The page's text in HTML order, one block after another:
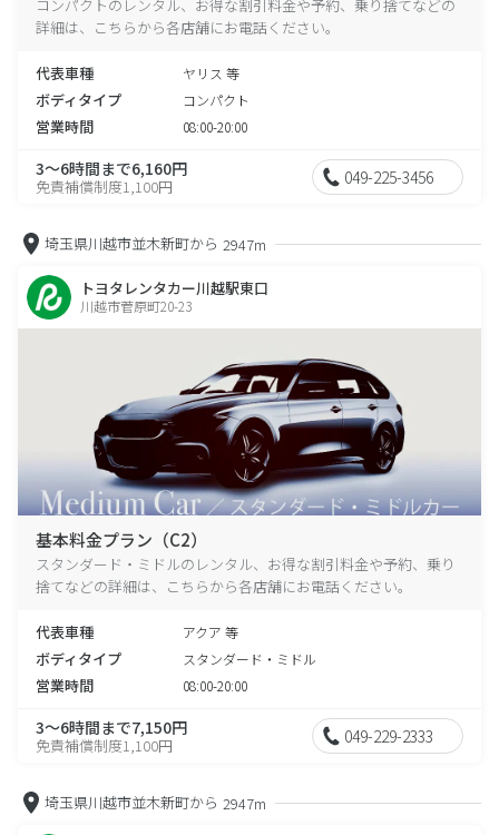
コンパクトのレンタル、お得な割引料金や予約、乗り捨てなどの
詳細は、こちらから各店舗にお電話ください。
代表車種 ヤリス 等
ボディタイプ コンパクト
営業時間 08:00-20:00
3～6時間まで6,160円
免責補償制度1,100円 049-225-3456
埼玉県川越市並木新町から 2947m
トヨタレンタカー川越駅東口
川越市菅原町20-23
基本料金プラン（C2）
スタンダード・ミドルのレンタル、お得な割引料金や予約、乗り
捨てなどの詳細は、こちらから各店舗にお電話ください。
代表車種 アクア 等
ボディタイプ スタンダード・ミドル
営業時間 08:00-20:00
3～6時間まで7,150円
免責補償制度1,100円 049-229-2333
埼玉県川越市並木新町から 2947m